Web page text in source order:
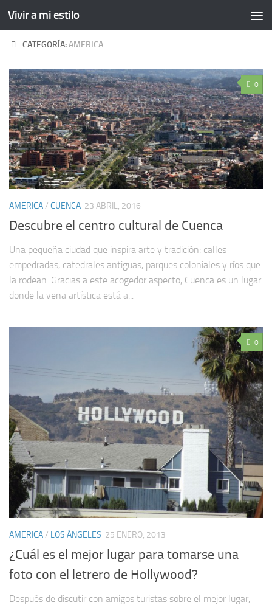
Vivir a mi estilo
CATEGORÍA:AMERICA
0
AMERICA/ CUENCA 23 ABRIL, 2016
Descubre el centro cultural de Cuenca
Una pequeña ciudad que inspira arte y tradición: calles
empedradas, catedrales antiguas, parques coloniales y ríos que
la rodean. Gracias a este acogedor aspecto, Cuenca es un lugar
donde la vena artística está a...
0
AMERICA/ LOS ÁNGELES 25 ENERO, 2013
¿Cuál es el mejor lugar para tomarse una
foto con el letrero de Hollywood?
Después de discutir con amigos turistas sobre el mejor lugar,